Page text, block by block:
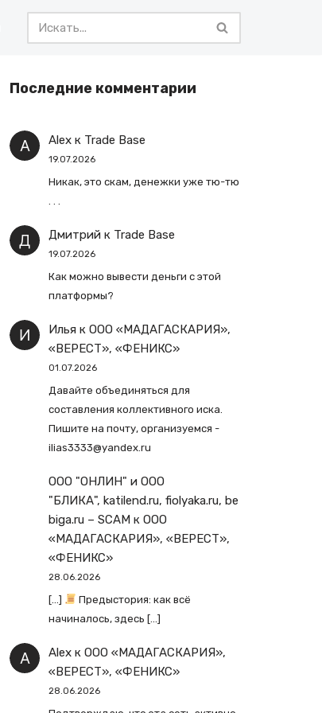
Последние комментарии
Alexк Trade Base
19.07.2026
Никак, это скам, денежки уже тю-тю
Дмитрийк Trade Base
19.07.2026
Как можно вывести деньги с этой
платформы?
Ильяк ООО «МАДАГАСКАРИЯ»,
«ВЕРЕСТ», «ФЕНИКС»
01.07.2026
Давайте объединяться для
составления коллективного иска.
Пишите на почту, организуемся -
ilias3333@yandex.ru
ООО "ОНЛИН" и ООО
"БЛИКА", katilend.ru, fiolyaka.ru, be
biga.ru – SCAMк ООО
«МАДАГАСКАРИЯ», «ВЕРЕСТ»,
«ФЕНИКС»
28.06.2026
[…]
Предыстория: как всё
начиналось, здесь […]
Alexк ООО «МАДАГАСКАРИЯ»,
«ВЕРЕСТ», «ФЕНИКС»
28.06.2026